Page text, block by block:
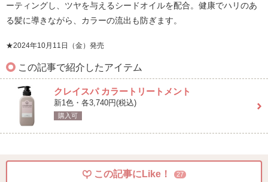
ーティングし、ツヤを与えるシードオイルを配合。健康でハリのあ
る髪に導きながら、カラーの流出も防ぎます。
★2024年10月11日（金）発売
この記事で紹介したアイテム
クレイスパ カラートリートメント
新1色・各3,740円(税込)
購入可
この記事にLike！ 27